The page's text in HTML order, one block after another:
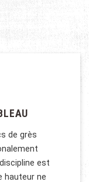
de grès
est
hauteur ne